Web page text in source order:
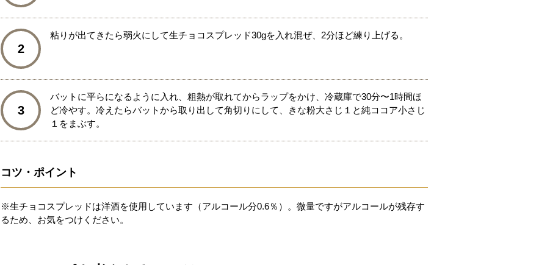
2
粘りが出てきたら弱火にして生チョコスプレッド30gを入れ混ぜ、2分ほど練り上げる。
3
バットに平らになるように入れ、粗熱が取れてからラップをかけ、冷蔵庫で30分〜1時間ほ
ど冷やす。冷えたらバットから取り出して角切りにして、きな粉大さじ１と純ココア小さじ
１をまぶす。
コツ・ポイント
※生チョコスプレッドは洋酒を使用しています（アルコール分0.6％）。微量ですがアルコールが残存す
るため、お気をつけください。